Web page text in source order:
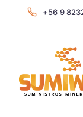
+56 9